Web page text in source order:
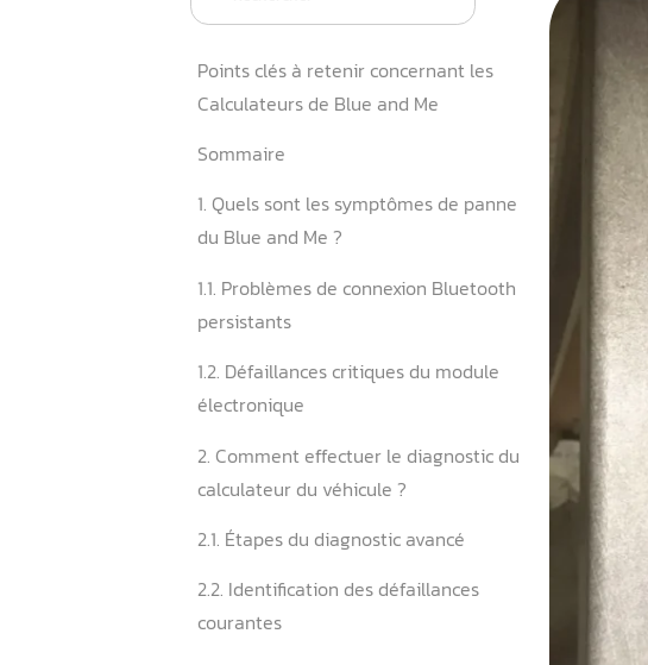
Points clés à retenir concernant les
Calculateurs de Blue and Me
1. Quels sont les symptômes de panne
du Blue and Me ?
1.1. Problèmes de connexion Bluetooth
persistants
1.2. Défaillances critiques du module
électronique
2. Comment effectuer le diagnostic du